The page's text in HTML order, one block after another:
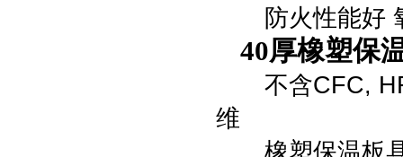
防火性能好
40厚橡塑保
不含CFC,
维
橡塑保温板具